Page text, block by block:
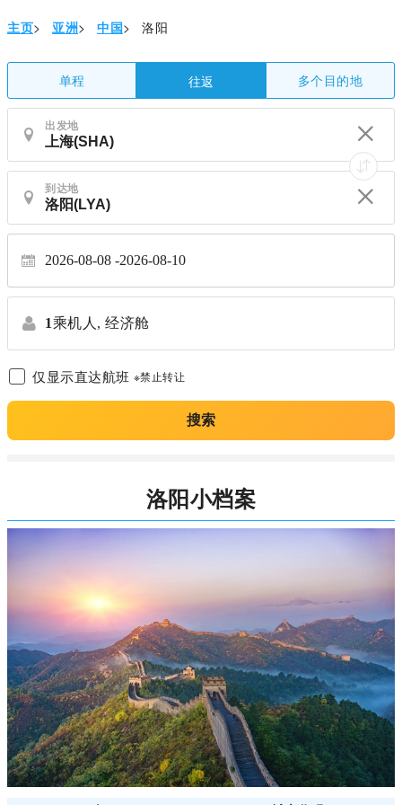
主页> 亚洲> 中国> 洛阳
单程 往返 多个目的地
出发地
到达地
2026-08-08 2026-08-10
1乘机人, 经济舱
仅显示直达航班 ※禁止转让
搜索
洛阳小档案